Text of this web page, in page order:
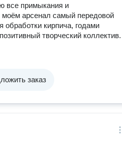
все примыкания и
моём арсенал самый передовой
кирпича, годами
творческий коллектив.
заказ